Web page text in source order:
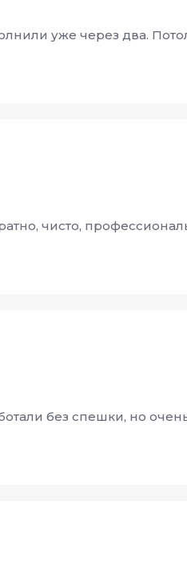
уже через два.
чисто,
без спешки, но